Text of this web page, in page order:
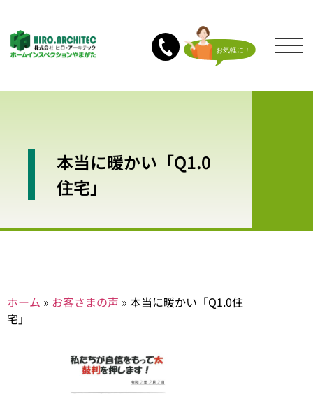
本当に暖かい「Q1.0
住宅」
ホーム » お客さまの声 » 本当に暖かい「Q1.0住
宅」